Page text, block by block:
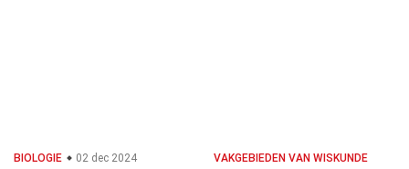
BIOLOGIE 02 dec 2024
VAKGEBIEDEN VAN WISKUNDE